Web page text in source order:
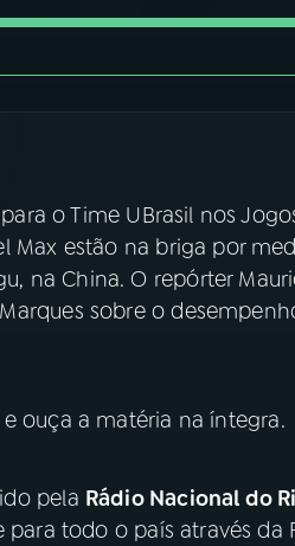
o Time UBrasil nos
Max estão na briga por
na China. O repórter
sobre o
ouça a matéria na íntegra.
pela Rádio Nacional do
para todo o país através